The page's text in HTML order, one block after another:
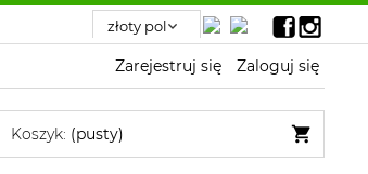
Zarejestruj się Zaloguj się
Koszyk: (pusty)